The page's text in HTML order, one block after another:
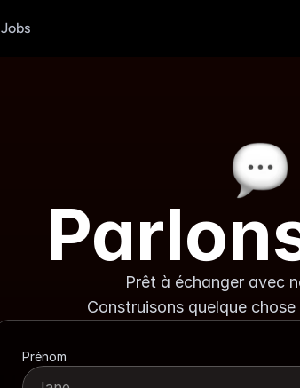
Jobs
Prêt à échanger avec
Construisons quelque
Prénom